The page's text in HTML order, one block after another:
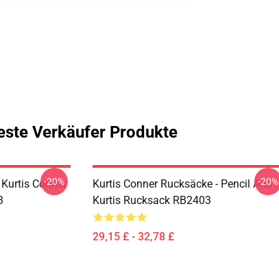
Verkäufer Produkte
Conner
-20%
Kurtis Conner Rucksäcke - Pencil Arts
Kurtis Rucksack RB2403
29,15 £ - 32,78 £
-20%